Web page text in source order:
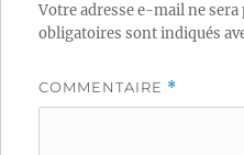
Votre adresse e-mail ne sera
obligatoires sont indiqués
COMMENTAIRE *